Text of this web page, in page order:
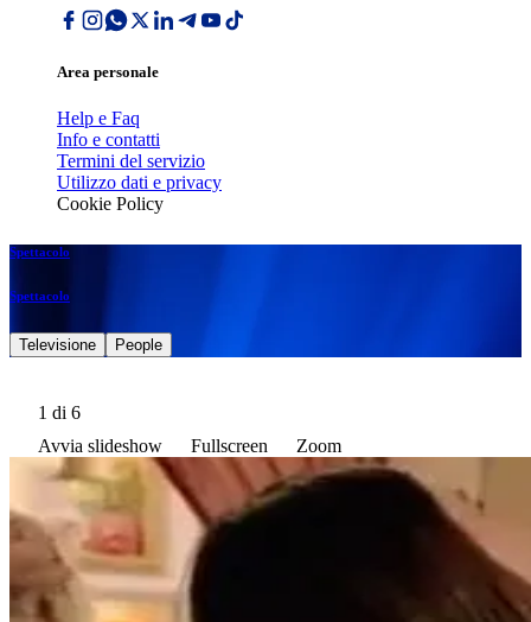
Area personale
Help e Faq
Info e contatti
Termini del servizio
Utilizzo dati e privacy
Cookie Policy
Spettacolo
Spettacolo
Televisione People
1 di 6
Avvia slideshow
Fullscreen Zoom